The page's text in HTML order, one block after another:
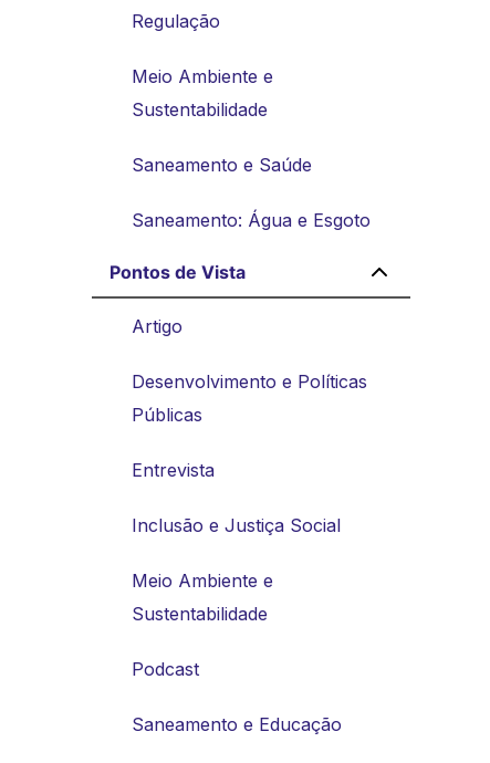
Regulação
Meio Ambiente e
Sustentabilidade
Saneamento e Saúde
Saneamento: Água e Esgoto
Pontos de Vista
Artigo
Desenvolvimento e Políticas
Públicas
Entrevista
Inclusão e Justiça Social
Meio Ambiente e
Sustentabilidade
Podcast
Saneamento e Educação